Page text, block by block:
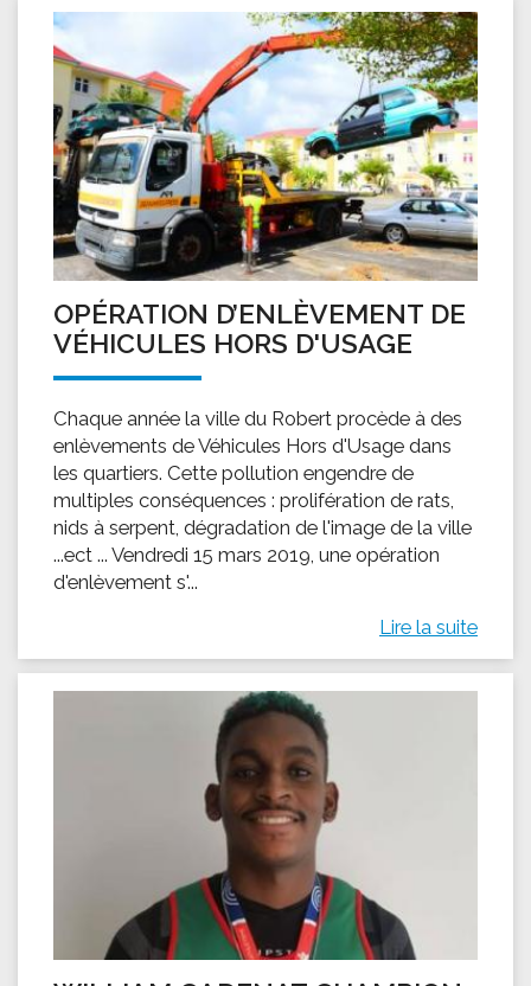
OPÉRATION D’ENLÈVEMENT DE
VÉHICULES HORS D'USAGE
Chaque année la ville du Robert procède à des
enlèvements de Véhicules Hors d'Usage dans
les quartiers. Cette pollution engendre de
multiples conséquences : prolifération de rats,
nids à serpent, dégradation de l'image de la ville
...ect ... Vendredi 15 mars 2019, une opération
d'enlèvement s'...
Lire la suite